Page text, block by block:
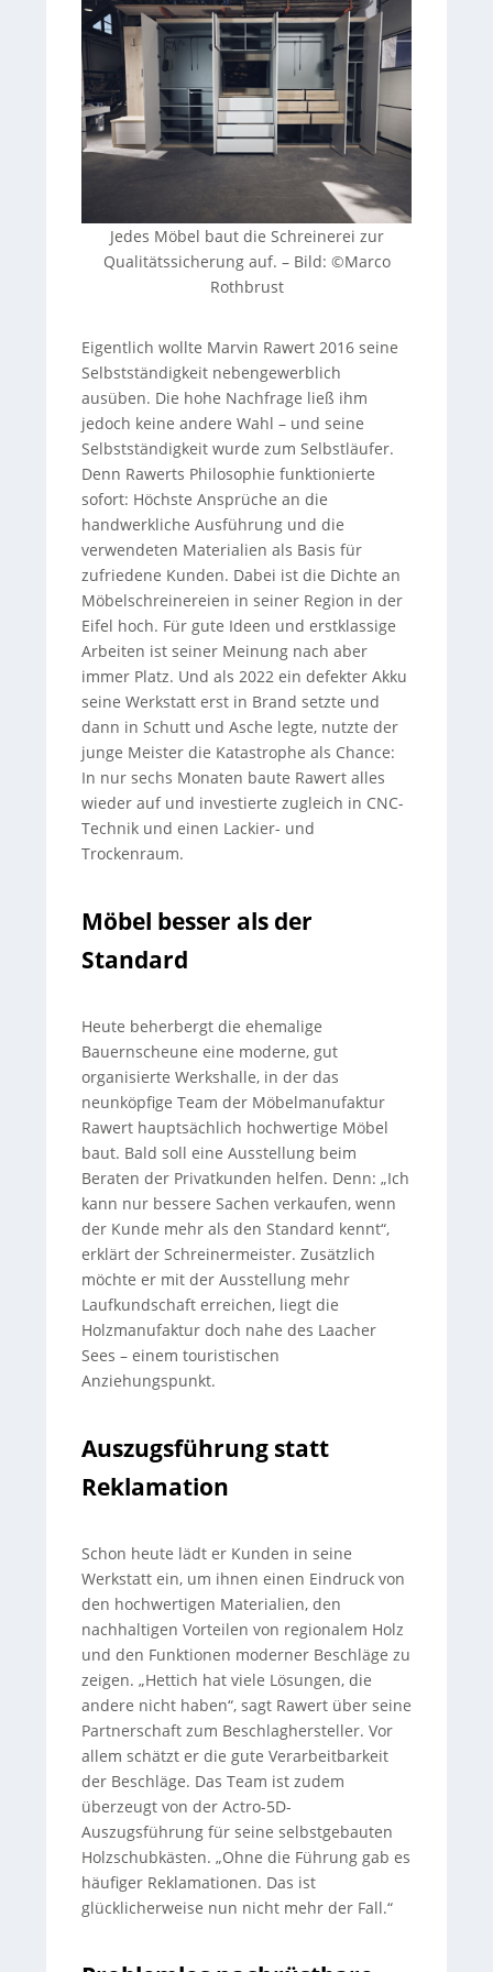
Jedes Möbel baut die Schreinerei zur
Qualitätssicherung auf. – Bild: ©Marco
Rothbrust
Eigentlich wollte Marvin Rawert 2016 seine
Selbstständigkeit nebengewerblich
ausüben. Die hohe Nachfrage ließ ihm
jedoch keine andere Wahl – und seine
Selbstständigkeit wurde zum Selbstläufer.
Denn Rawerts Philosophie funktionierte
sofort: Höchste Ansprüche an die
handwerkliche Ausführung und die
verwendeten Materialien als Basis für
zufriedene Kunden. Dabei ist die Dichte an
Möbelschreinereien in seiner Region in der
Eifel hoch. Für gute Ideen und erstklassige
Arbeiten ist seiner Meinung nach aber
immer Platz. Und als 2022 ein defekter Akku
seine Werkstatt erst in Brand setzte und
dann in Schutt und Asche legte, nutzte der
junge Meister die Katastrophe als Chance:
In nur sechs Monaten baute Rawert alles
wieder auf und investierte zugleich in CNC-
Technik und einen Lackier- und
Trockenraum.
Möbel besser als der
Standard
Heute beherbergt die ehemalige
Bauernscheune eine moderne, gut
organisierte Werkshalle, in der das
neunköpfige Team der Möbelmanufaktur
Rawert hauptsächlich hochwertige Möbel
baut. Bald soll eine Ausstellung beim
Beraten der Privatkunden helfen. Denn: „Ich
kann nur bessere Sachen verkaufen, wenn
der Kunde mehr als den Standard kennt“,
erklärt der Schreinermeister. Zusätzlich
möchte er mit der Ausstellung mehr
Laufkundschaft erreichen, liegt die
Holzmanufaktur doch nahe des Laacher
Sees – einem touristischen
Anziehungspunkt.
Auszugsführung statt
Reklamation
Schon heute lädt er Kunden in seine
Werkstatt ein, um ihnen einen Eindruck von
den hochwertigen Materialien, den
nachhaltigen Vorteilen von regionalem Holz
und den Funktionen moderner Beschläge zu
zeigen. „Hettich hat viele Lösungen, die
andere nicht haben“, sagt Rawert über seine
Partnerschaft zum Beschlaghersteller. Vor
allem schätzt er die gute Verarbeitbarkeit
der Beschläge. Das Team ist zudem
überzeugt von der Actro-5D-
Auszugsführung für seine selbstgebauten
Holzschubkästen. „Ohne die Führung gab es
häufiger Reklamationen. Das ist
glücklicherweise nun nicht mehr der Fall.“